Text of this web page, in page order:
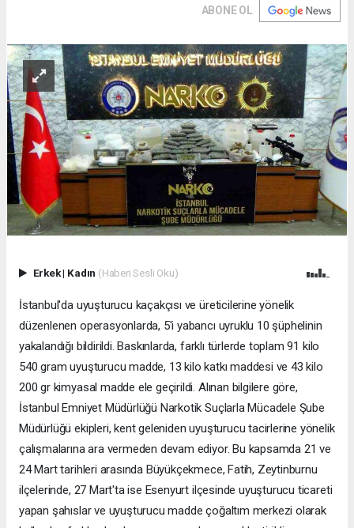
ABONE OL
Erkek| Kadın (Haberi Sesli Oku)
İstanbul'da uyuşturucu kaçakçısı ve üreticilerine yönelik
düzenlenen operasyonlarda, 5'i yabancı uyruklu 10 şüphelinin
yakalandığı bildirildi. Baskınlarda, farklı türlerde toplam 91 kilo
540 gram uyuşturucu madde, 13 kilo katkı maddesi ve 43 kilo
200 gr kimyasal madde ele geçirildi. Alınan bilgilere göre,
İstanbul Emniyet Müdürlüğü Narkotik Suçlarla Mücadele Şube
Müdürlüğü ekipleri, kent geleniden uyuşturucu tacirlerine yönelik
çalışmalarına ara vermeden devam ediyor. Bu kapsamda 21 ve
24 Mart tarihleri arasında Büyükçekmece, Fatih, Zeytinburnu
ilçelerinde, 27 Mart'ta ise Esenyurt ilçesinde uyuşturucu ticareti
yapan şahıslar ve uyuşturucu madde çoğaltım merkezi olarak